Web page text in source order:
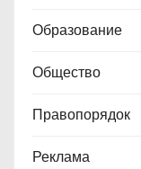
Образование
Общество
Правопорядок
Реклама